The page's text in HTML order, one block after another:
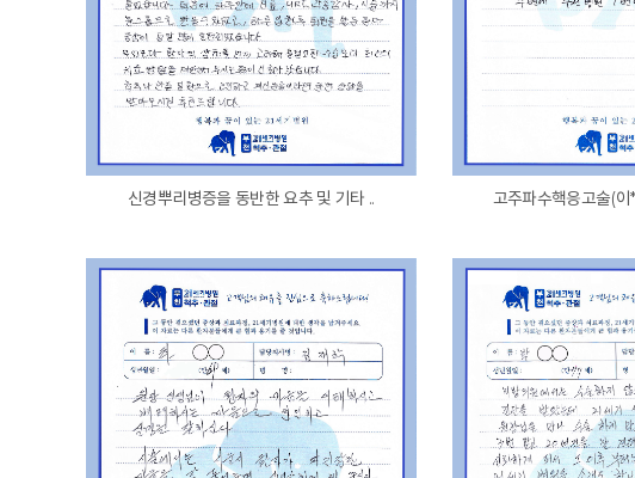
신경뿌리병증을 동반한 요추 및 기타 .. 고주파수핵응고술(이